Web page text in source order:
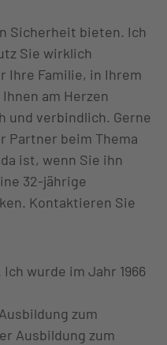
Sicherheit bieten. Ich
Sie wirklich
Ihre Familie, in Ihrem
am Herzen
und verbindlich. Gerne
Partner beim Thema
ist, wenn Sie ihn
32-jährige
Kontaktieren Sie
wurde im Jahr 1966
zum
Ausbildung zum